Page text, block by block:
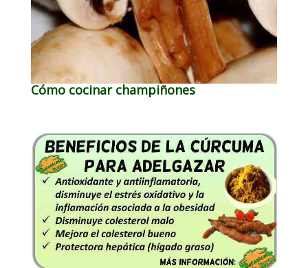
Cómo cocinar champiñones